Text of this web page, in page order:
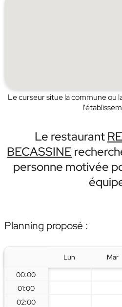
Le curseur situe la commune ou
Le restaurant
BECASSINE
personne motivée
Planning proposé :
Lun Mar
00:00
01:00
02:00